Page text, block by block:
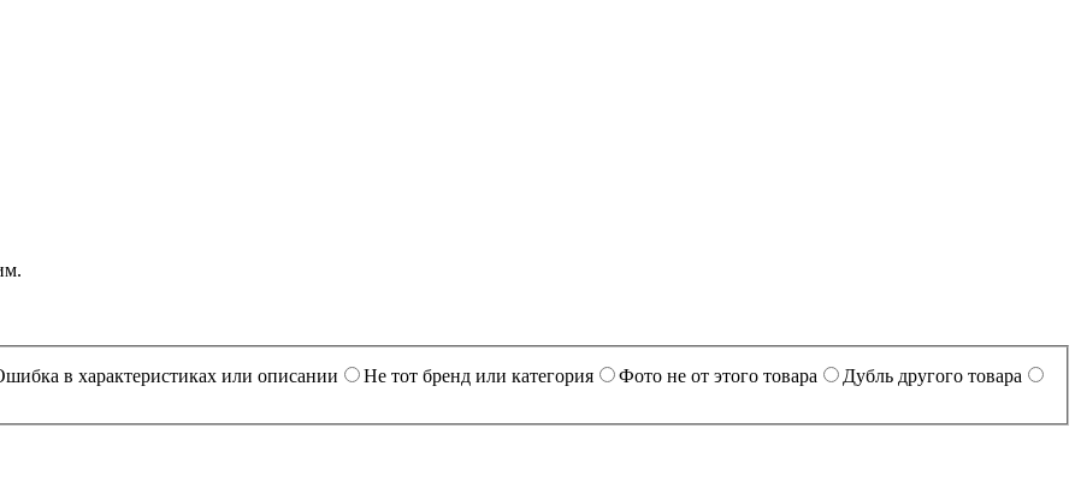
в характеристиках или описании Не тот бренд или категория Фото не от этого товара
Дубль другого товара